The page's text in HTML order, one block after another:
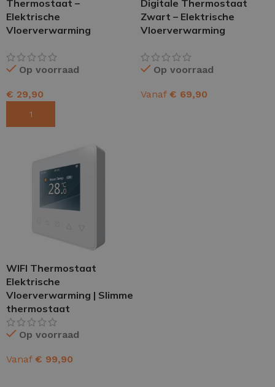
Thermostaat –
Elektrische
Vloerverwarming
Op voorraad
€ 29,90
Digitale Thermostaat
Zwart – Elektrische
Vloerverwarming
Op voorraad
Vanaf € 69,90
WIFI Thermostaat
Elektrische
Vloerverwarming | Slimme
thermostaat
Op voorraad
Vanaf € 99,90